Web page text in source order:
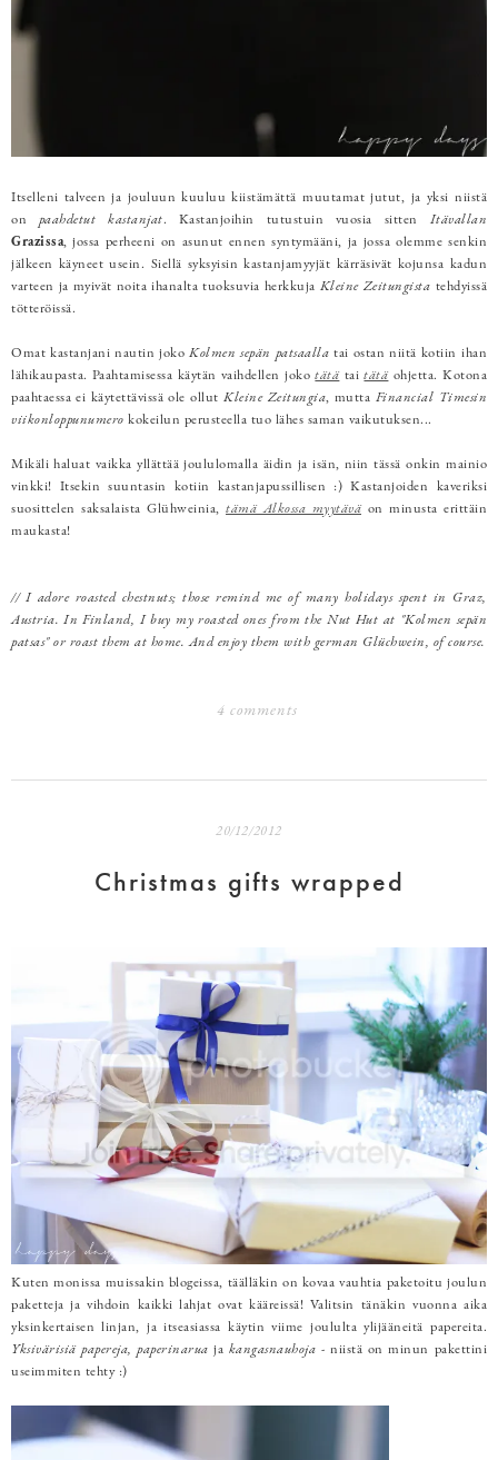
Itselleni talveen ja jouluun kuuluu kiistämättä muutamat jutut, ja yksi niistä
on paahdetut kastanjat. Kastanjoihin tutustuin vuosia sitten Itävallan
Grazissa, jossa perheeni on asunut ennen syntymääni, ja jossa olemme senkin
jälkeen käyneet usein. Siellä syksyisin kastanjamyyjät kärräsivät kojunsa kadun
varteen ja myivät noita ihanalta tuoksuvia herkkuja Kleine Zeitungista tehdyissä
tötteröissä.
Omat kastanjani nautin jokoKolmen sepän patsaalla tai ostan niitä kotiin ihan
lähikaupasta. Paahtamisessa käytän vaihdellen jokotätätaitätäohjetta. Kotona
paahtaessa ei käytettävissä ole ollutKleine Zeitungia, mutta Financial Timesin
viikonloppunumero kokeilun perusteella tuo lähes saman vaikutuksen...
Mikäli haluat vaikka yllättää joululomalla äidin ja isän, niin tässä onkin mainio
vinkki! Itsekin suuntasin kotiin kastanjapussillisen :) Kastanjoiden kaveriksi
suosittelen saksalaista Glühweinia, tämä Alkossa myytäväon minusta erittäin
maukasta!
// I adore roasted chestnuts; those remind me of many holidays spent in Graz,
Austria. In Finland, I buy my roasted ones from the Nut Hut at "Kolmen sepän
patsas" or roast them at home. And enjoy them with german Glüchwein, of course.
4 comments
20/12/2012
Christmas gifts wrapped
Kuten monissa muissakin blogeissa, täälläkin on kovaa vauhtia paketoitu joulun
paketteja ja vihdoin kaikki lahjat ovat kääreissä! Valitsin tänäkin vuonna aika
yksinkertaisen linjan, ja itseasiassa käytin viime joululta ylijääneitä papereita.
Yksivärisiä papereja, paperinarua ja kangasnauhoja - niistä on minun pakettini
useimmiten tehty :)